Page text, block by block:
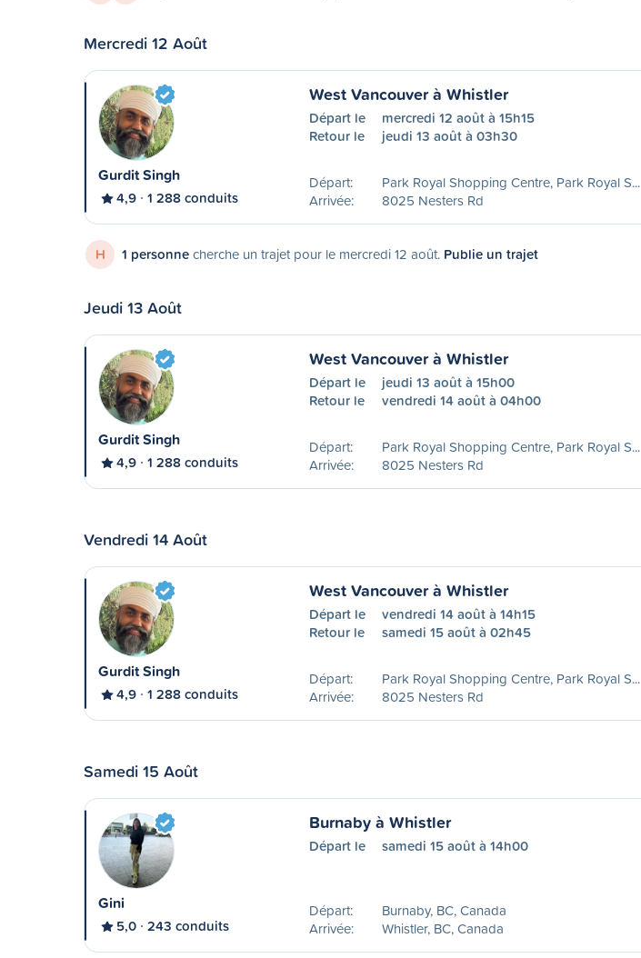
Mercredi 12 Août
Gurdit Singh
4,9 1 288 conduits
West Vancouver à Whistler
Départ le
mercredi 12 août à 15h15
Retour le
jeudi 13 août à 03h30
Départ:
Park Royal Shopping Centre, Park Royal S...
Arrivée:
8025 Nesters Rd
H 1 personnecherche un trajet pour le mercredi 12 août. Publie un trajet
Jeudi 13 Août
Gurdit Singh
4,9 1 288 conduits
West Vancouver à Whistler
Départ le
jeudi 13 août à 15h00
Retour le
vendredi 14 août à 04h00
Départ:
Park Royal Shopping Centre, Park Royal S...
Arrivée:
8025 Nesters Rd
Vendredi 14 Août
Gurdit Singh
4,9 1 288 conduits
West Vancouver à Whistler
Départ le
vendredi 14 août à 14h15
Retour le
samedi 15 août à 02h45
Départ:
Park Royal Shopping Centre, Park Royal S...
Arrivée:
8025 Nesters Rd
Samedi 15 Août
Gini
5,0 243 conduits
Burnaby à Whistler
Départ le samedi 15 août à 14h00
Départ:
Burnaby, BC, Canada
Arrivée:
Whistler, BC, Canada